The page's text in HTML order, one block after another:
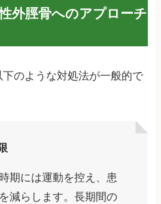
外脛骨へのアプローチ
のような対処法が一般的で
期には運動を控え、患
減らします。長期間の